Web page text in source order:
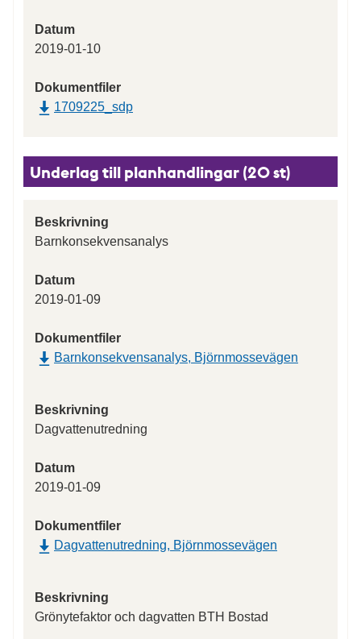
Datum
2019-01-10
Dokumentfiler
1709225_sdp
Underlag till planhandlingar (20 st)
Beskrivning
Barnkonsekvensanalys
Datum
2019-01-09
Dokumentfiler
Barnkonsekvensanalys, Björnmossevägen
Beskrivning
Dagvattenutredning
Datum
2019-01-09
Dokumentfiler
Dagvattenutredning, Björnmossevägen
Beskrivning
Grönytefaktor och dagvatten BTH Bostad